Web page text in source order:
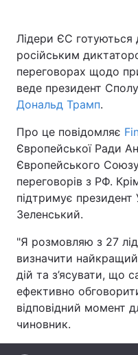
Україна
Спорт
Техно і зв'язок
Зброя
Здоров'я
Цікавинки
Екологія
Лонгріди
Лідери ЄС готуються
російським
переговорах щодо
веде президент
Дональд Трамп.
Про це повідомляє
Європейської Ради
Європейського
переговорів з РФ.
підтримує
Зеленський.
"Я розмовляю з 27
визначити найкращий
дій та з’ясувати, що
ефективно
відповідний момент
чиновник.